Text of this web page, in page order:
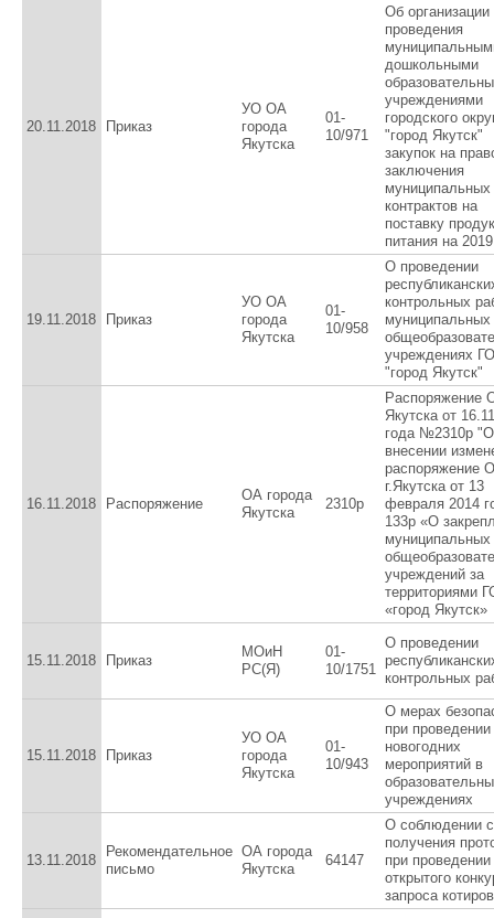
20.11.2018 Приказ
УО ОА
города
Якутска
01-
10/971
Об организации
проведения
дошкольными
учреждениями
городского
"город Якутск"
закупок на
заключения
муниципальных
контрактов на
поставку
питания на
19.11.2018 Приказ
УО ОА
города
Якутска
01-
10/958
О проведении
контрольных
муниципальных
учреждениях ГО
"город Якутск"
16.11.2018 Распоряжение
ОА города
Якутска
2310р
Распоряжение
Якутска от
года №2310р "О
внесении
распоряжение
г.Якутска от 13
февраля 2014
133р «О
муниципальных
учреждений за
территориями
«город Якутск»
15.11.2018 Приказ
МОиН
РС(Я)
01-
10/1751
O проведении
контрольных
15.11.2018 Приказ
УО ОА
города
Якутска
01-
10/943
О мерах
при проведении
новогодних
мероприятий в
учреждениях
13.11.2018
Рекомендательное
письмо
ОА города
Якутска
64147
О соблюдении
получения
при проведении
открытого
запроса